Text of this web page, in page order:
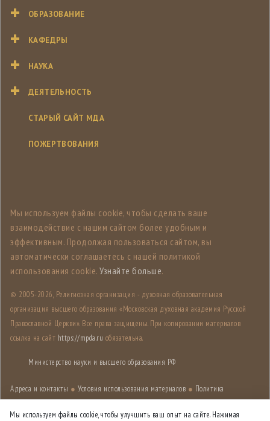
ОБРАЗОВАНИЕ
КАФЕДРЫ
НАУКА
ДЕЯТЕЛЬНОСТЬ
СТАРЫЙ САЙТ МДА
ПОЖЕРТВОВАНИЯ
Мы используем файлы cookie, чтобы сделать ваше
взаимодействие с нашим сайтом более удобным и
эффективным. Продолжая пользоваться сайтом, вы
автоматически соглашаетесь с нашей политикой
использования cookie. Узнайте больше.
© 2005-2026, Религиозная организация - духовная образовательная
организация высшего образования «Московская духовная академия Русской
Православной Церкви». Все права защищены. При копировании материалов
ссылка на сайт https://mpda.ru обязательна.
Министерство науки и высшего образования РФ
Адреса и контакты ● Условия использования материалов ● Политика
конфиденциальности●Карта сайта
Мы используем файлы cookie, чтобы улучшить ваш опыт на сайте. Нажимая